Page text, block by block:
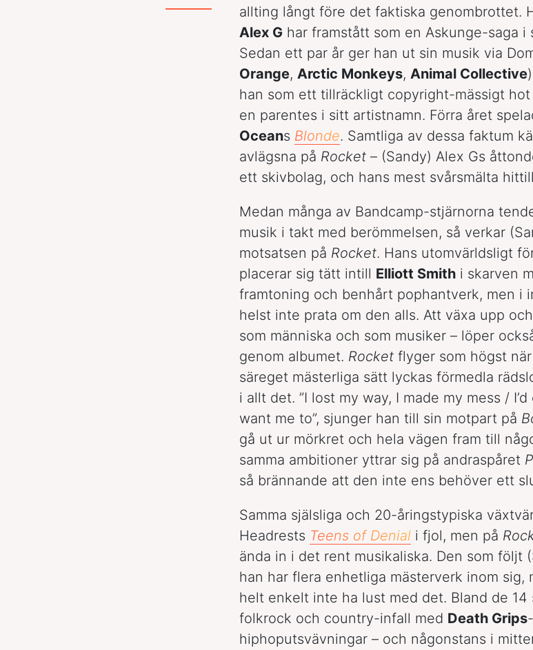
allting långt före det faktiska genombrottet.
Alex G har framstått som en Askunge-saga i
Sedan ett par år ger han ut sin musik via
Orange, Arctic Monkeys, Animal Collective
han som ett tillräckligt copyright-mässigt
en parentes i sitt artistnamn. Förra året
Oceans Blonde. Samtliga av dessa faktum
avlägsna på Rocket – (Sandy) Alex Gs
ett skivbolag, och hans mest svårsmälta
Medan många av Bandcamp-stjärnorna
musik i takt med berömmelsen, så verkar
motsatsen på Rocket. Hans utomvärldsligt
placerar sig tätt intill Elliott Smith i skarven
framtoning och benhårt pophantverk, men i
helst inte prata om den alls. Att växa upp
som människa och som musiker – löper
genom albumet. Rocket flyger som högst
säreget mästerliga sätt lyckas förmedla
i allt det. ”I lost my way, I made my mess /
want me to”, sjunger han till sin motpart på
gå ut ur mörkret och hela vägen fram till
samma ambitioner yttrar sig på andraspåret
så brännande att den inte ens behöver ett
Samma själsliga och 20-åringstypiska
Headrests Teens of Denial i fjol, men på
ända in i det rent musikaliska. Den som följt
han har flera enhetliga mästerverk inom sig,
helt enkelt inte ha lust med det. Bland de 14
folkrock och country-infall med Death Grips
hiphoputsvävningar – och någonstans i